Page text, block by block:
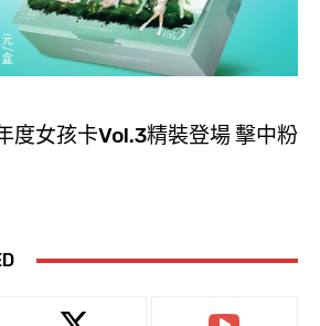
度女孩卡Vol.3精裝登場 擊中粉